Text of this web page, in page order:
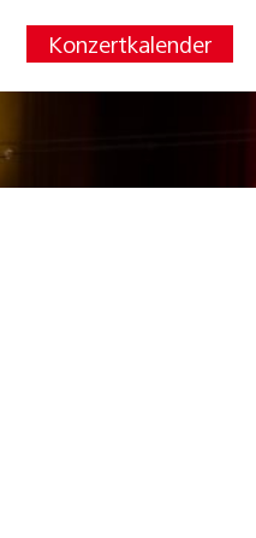
Konzertkalender